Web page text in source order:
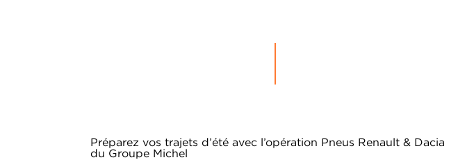
Préparez vos trajets d’été avec l’opération Pneus Renault & Dacia
du Groupe Michel